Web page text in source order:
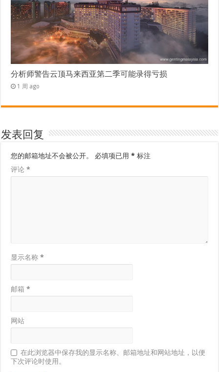
分析师警告云顶马来西亚第二季可能录得亏损
1 周 ago
发表回复
您的邮箱地址不会被公开。 必填项已用* 标注
评论*
显示名称*
邮箱*
网站
在此浏览器中保存我的显示名称、邮箱地址和网站地址，以便
下次评论时使用。